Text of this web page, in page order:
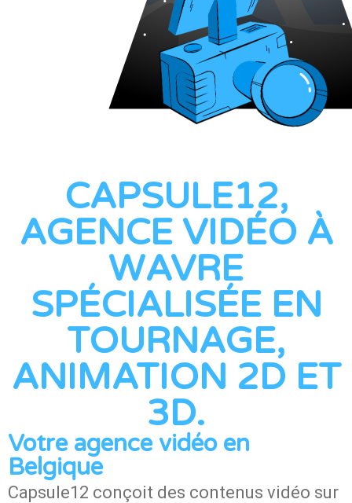
CAPSULE12,
AGENCE VIDÉO À
WAVRE
SPÉCIALISÉE EN
TOURNAGE,
ANIMATION 2D ET
3D.
Votre agence vidéo en
Belgique
Capsule12 conçoit des contenus vidéo sur